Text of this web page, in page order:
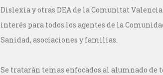
Dislexia y otras DEA de la Comunitat
interés para todos los agentes de la
Sanidad, asociaciones y familias.
Se tratarán temas enfocados al alumnado de